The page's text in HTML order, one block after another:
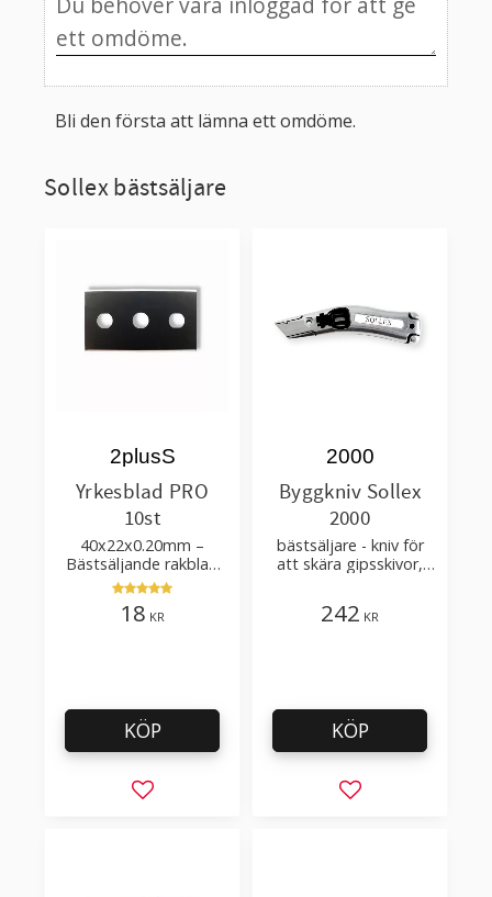
Bli den första att lämna ett omdöme.
Sollex bästsäljare
Yrkesblad PRO
10st
40x22x0.20mm –
Bästsäljande rakblad
för att skära tapet, tyg,
filt, hobby bruk
2plusS
18 KR
Lägg till i favoriter
KÖP
Byggkniv Sollex
2000
bästsäljare - kniv för
att skära gipsskivor,
2000
242 KR
Lägg till i
KÖP